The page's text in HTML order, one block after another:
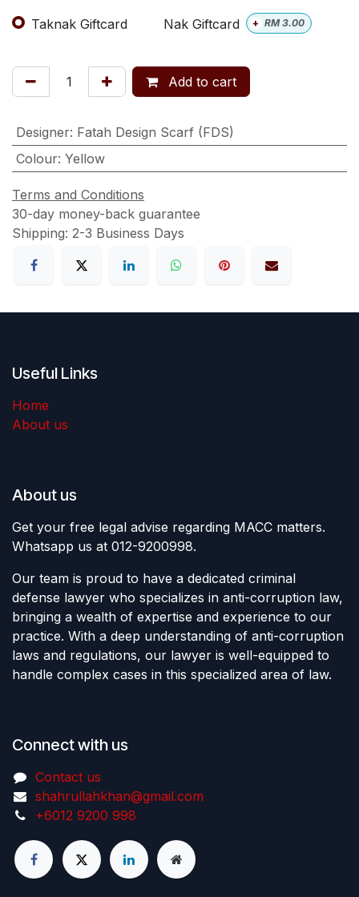
Taknak Giftcard Nak Giftcard + RM3.00
Add to cart
Designer: Fatah Design Scarf (FDS)
Colour: Yellow
Terms and Conditions
30-day money-back guarantee
Shipping: 2-3 Business Days
Useful Links
Home
About us
About us
Get your free legal advise regarding MACC matters.
Whatsapp us at 012-9200998.
Our team is proud to have a dedicated criminal
defense lawyer who specializes in anti-corruption law,
bringing a wealth of expertise and experience to our
practice. With a deep understanding of anti-corruption
laws and regulations, our lawyer is well-equipped to
handle complex cases in this specialized area of law.
Connect with us
Contact us
shahrullahkhan@gmail.com
+6012 9200 998